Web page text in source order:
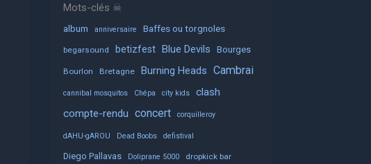
Mots-clés ☠
album anniversaire Baffes ou torgnoles
begarsound betizfest Blue Devils Bourges
Bourlon Bretagne Burning Heads Cambrai
cannibal mosquitos Chépa city kids
clash
compte-rendu concert corquilleroy
dAHU-gAROU Dead Boobs defistival
Diego Pallavas Doliprane 5000 dropkick bar